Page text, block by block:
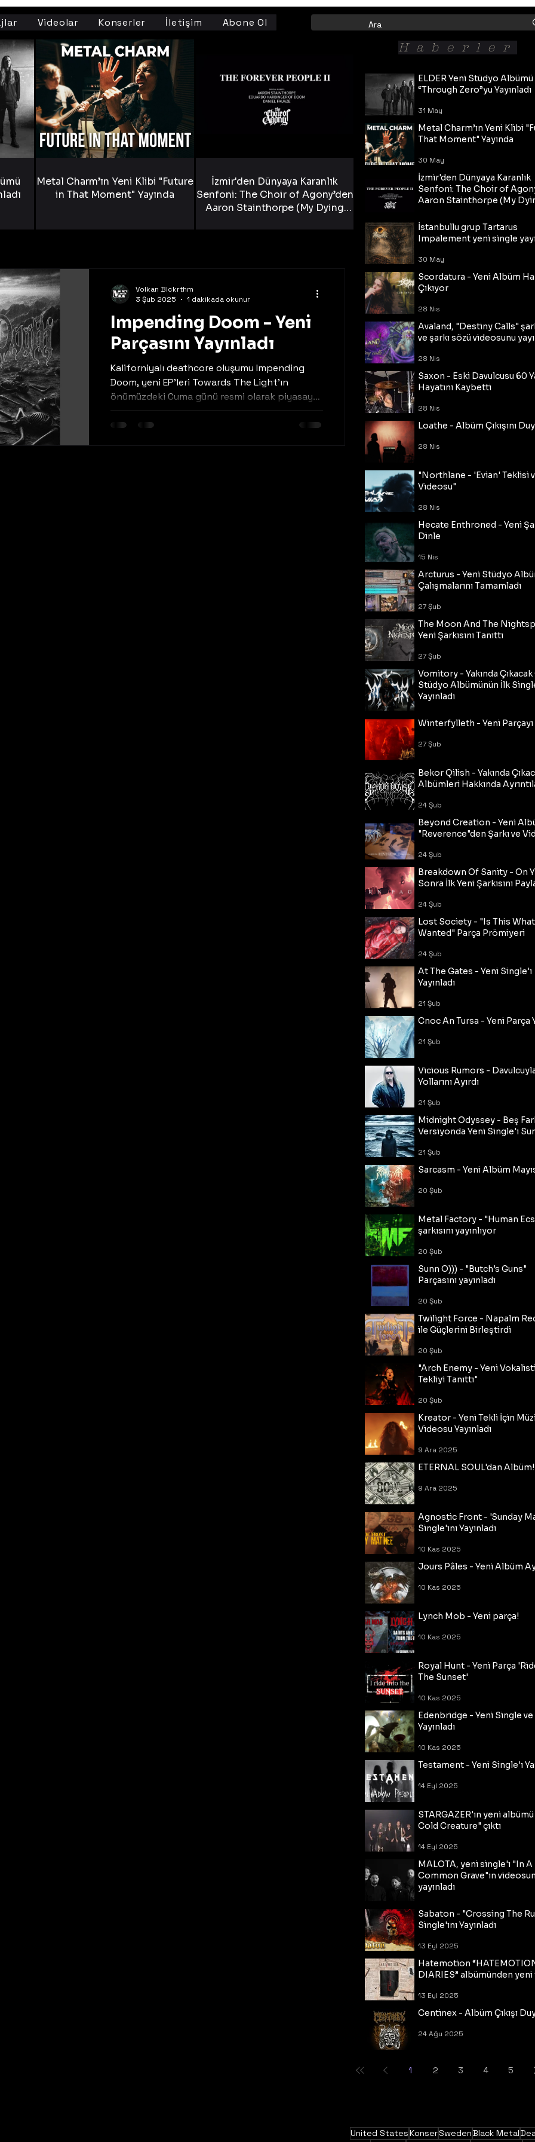
Videolar Konserler İletişim Abone Ol
Impending Doom - Yeni
Parçasını Yayınladı
Kaliforniyalı deathcore oluşumu Impending
Doom, yeni EP'leri Towards The Light'ın
önümüzdeki Cuma günü resmi olarak piyasaya
çıkmasından...
Volkan Blckrthm
3 Şub 2025
1 dakikada okunur
Metal Charm’ın Yeni Klibi "Future
in That Moment" Yayında
İzmir'den Dünyaya Karanlık
Senfoni: The Choir of Agony’den
Aaron Stainthorpe (My Dying
ELDER Yeni Stüdyo Albümü
“Through Zero”yu Yayınladı
31 May
Metal Charm’ın Yeni Klibi
That Moment" Yayında
30 May
İzmir'den Dünyaya Karanlık
Senfoni: The Choir of
Aaron Stainthorpe (My
Tekli!
30 May
İstanbullu grup Tartarus
Impalement yeni single
30 May
Scordatura - Yeni Albüm
Çıkıyor
28 Nis
Avaland, "Destiny Calls"
ve şarkı sözü videosunu
28 Nis
Saxon - Eski Davulcusu 60
Hayatını Kaybetti
28 Nis
Loathe - Albüm Çıkışını
28 Nis
"Northlane - 'Evian' Teklisi
Videosu"
28 Nis
Hecate Enthroned - Yeni
Dinle
15 Nis
Arcturus - Yeni Stüdyo
Çalışmalarını Tamamladı
27 Şub
The Moon And The
Yeni Şarkısını Tanıttı
27 Şub
Vomitory - Yakında
Stüdyo Albümünün İlk
Yayınladı
Winterfylleth - Yeni Parçayı
27 Şub
Bekor Qilish - Yakında
Albümleri Hakkında
24 Şub
Beyond Creation - Yeni
"Reverence"den Şarkı ve
24 Şub
Breakdown Of Sanity - On
Sonra İlk Yeni Şarkısını
24 Şub
Lost Society - "Is This
Wanted" Parça Prömiyeri
24 Şub
At The Gates - Yeni Single'ı
Yayınladı
21 Şub
Cnoc An Tursa - Yeni Parça
21 Şub
Vicious Rumors -
Yollarını Ayırdı
21 Şub
Midnight Odyssey - Beş
Versiyonda Yeni Single'ı
21 Şub
Sarcasm - Yeni Albüm
20 Şub
Metal Factory - "Human
şarkısını yayınlıyor
20 Şub
Sunn O))) - "Butch's Guns"
Parçasını yayınladı
20 Şub
Twilight Force - Napalm
ile Güçlerini Birleştirdi
20 Şub
"Arch Enemy - Yeni
Tekliyi Tanıttı"
20 Şub
Kreator - Yeni Tekli İçin
Videosu Yayınladı
9 Ara 2025
ETERNAL SOUL'dan Albüm!
9 Ara 2025
Agnostic Front - 'Sunday
Single'ını Yayınladı
10 Kas 2025
Jours Pâles - Yeni Albüm
10 Kas 2025
Lynch Mob - Yeni parça!
10 Kas 2025
Royal Hunt - Yeni Parça
The Sunset'
10 Kas 2025
Edenbridge - Yeni Single
Yayınladı
10 Kas 2025
Testament - Yeni Single'ı
14 Eyl 2025
STARGAZER'ın yeni
Cold Creature" çıktı
14 Eyl 2025
MALOTA, yeni single'ı "In A
Common Grave"ın
yayınladı
Sabaton - "Crossing The
Single'ını Yayınladı
13 Eyl 2025
Hatemotion
DIARIES” albümünden
13 Eyl 2025
Centinex - Albüm Çıkışı
24 Ağu 2025
1 2 3 4 5
United StatesKonserSwedenBlack Metal
Haberler